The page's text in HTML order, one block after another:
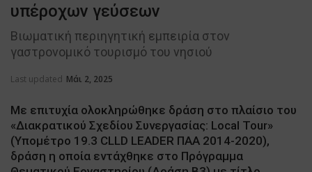
υπέροχων γεύσεων
Βιωματική περιηγητική εμπειρία στον
γαστρονομικό τουρισμό του νησιού
Last updated Μάι 2, 2025
Με επιτυχία ολοκληρώθηκε δράση στο πλαίσιο του
«Διακρατικού Σχεδίου Συνεργασίας: Local Tour»
(Υπομέτρο 19.3 CLLD LEADER ΠΑΑ 2014-2020),
δράση η οποία εντάχθηκε στο Πρόγραμμα